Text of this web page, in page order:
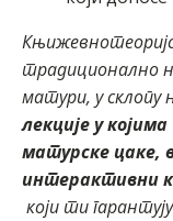
традиционално
матури, у
лекције у
матурске цаке,
интерактивни
који ти